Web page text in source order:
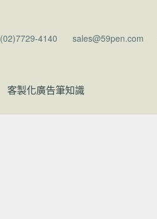
(02)7729-4140 sales@59pen.com
客製化廣告筆知識